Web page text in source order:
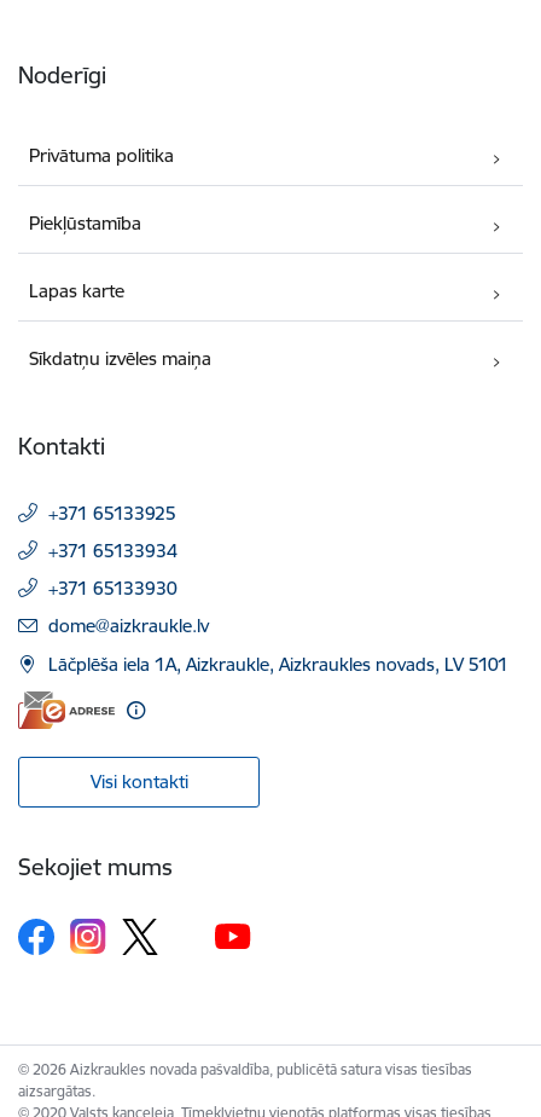
Noderīgi
Privātuma politika
Piekļūstamība
Lapas karte
Sīkdatņu izvēles maiņa
Kontakti
+371 65133925
+371 65133934
+371 65133930
E-pasts:
dome@aizkraukle.lv
Lāčplēša iela 1A, Aizkraukle, Aizkraukles novads, LV 5101
Visi kontakti
Sekojiet mums
© 2026 Aizkraukles novada pašvaldība, publicētā satura visas tiesības
aizsargātas.
© 2020 Valsts kanceleja, Tīmekļvietņu vienotās platformas visas tiesības